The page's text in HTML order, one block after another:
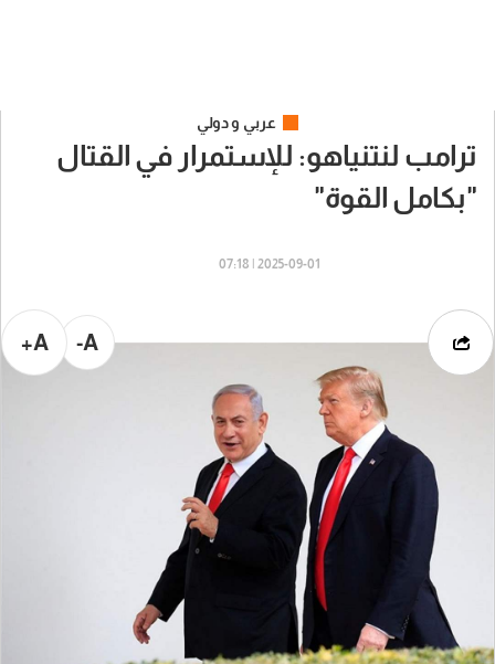
عربي و دولي
ترامب لنتنياهو: للإستمرار في القتال
"بكامل القوة"
2025-09-01 | 07:18
A-
A+